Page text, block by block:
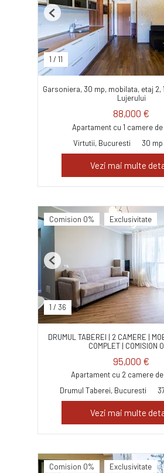
1 / 11
Previous
Garsoniera, 30 mp, mobilata, etaj 2,
Lujerului
88,000 €
Apartament cu 1 camere
Virtutii, Bucuresti
30 mp
Vezi mai multe
Comision 0% Exclusivitate
1 / 36
Previous
DRUMUL TABEREI | 2 CAMERE |
COMPLET | COMISION
95,000 €
Apartament cu 2 camere
Drumul Taberei, Bucuresti
Vezi mai multe
Comision 0% Exclusivitate